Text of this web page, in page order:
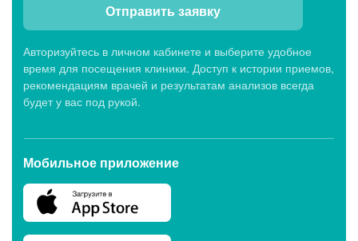
Отправить заявку
Авторизуйтесь в личном кабинете и выберите удобное
время для посещения клиники. Доступ к истории приемов,
рекомендациям врачей и результатам анализов всегда
будет у вас под рукой.
Мобильное приложение